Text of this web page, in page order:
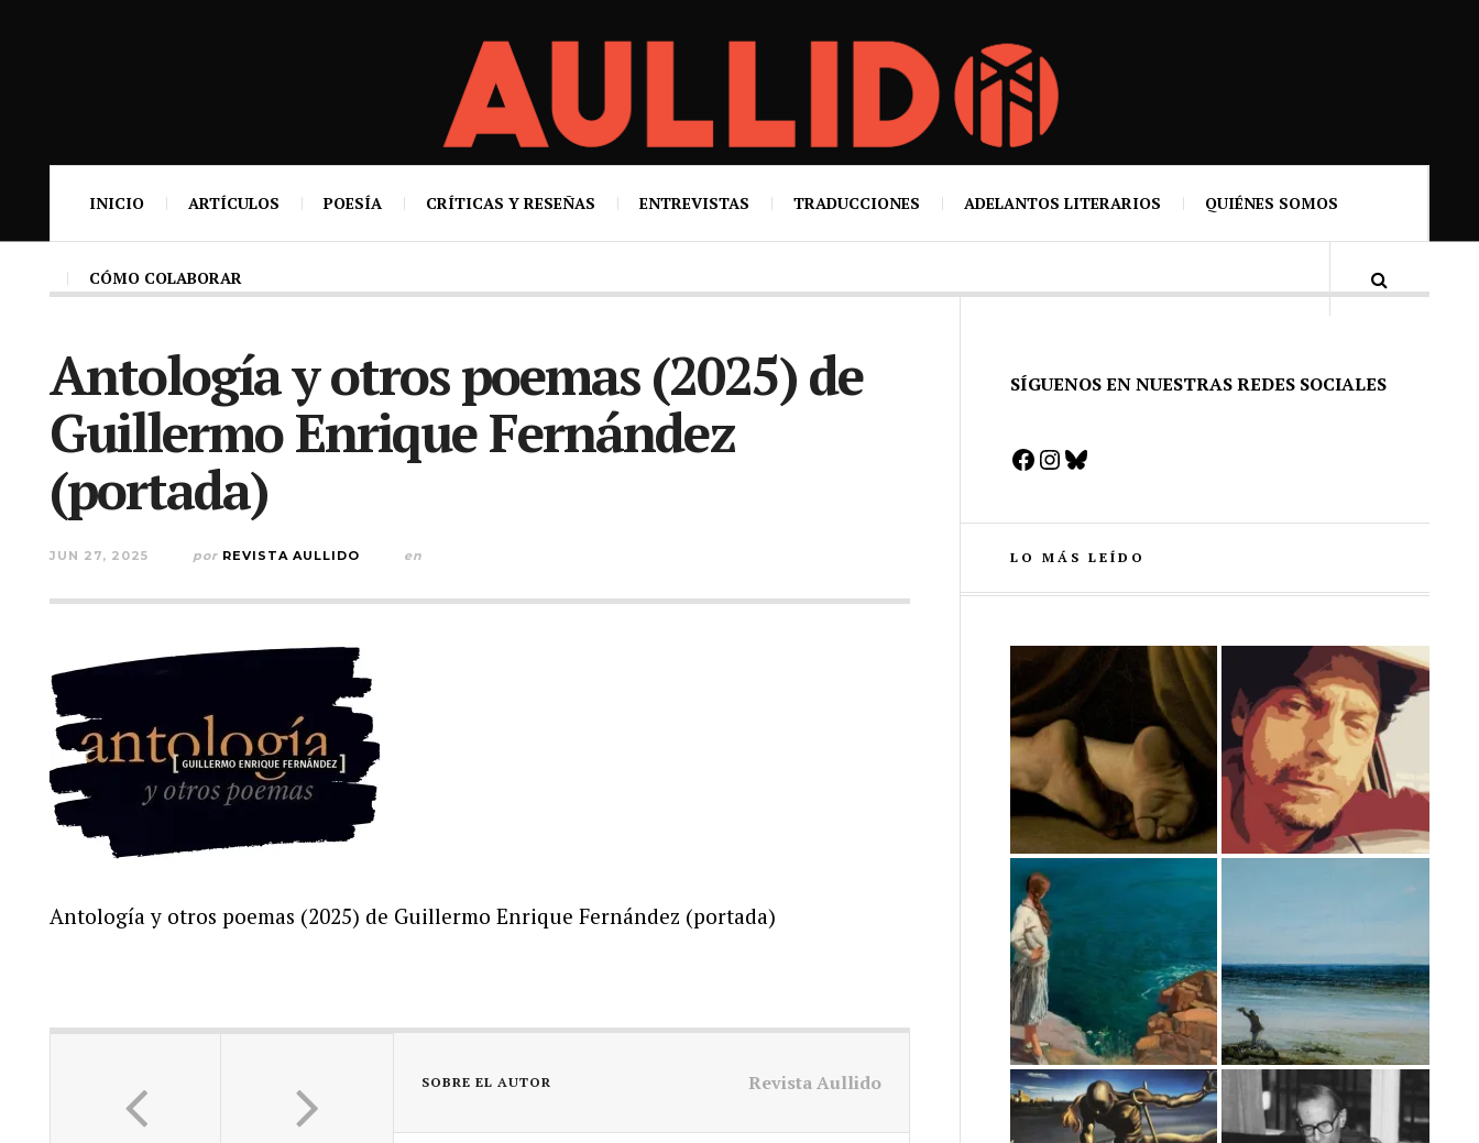
INICIO ARTÍCULOS POESÍA CRÍTICAS Y RESEÑAS ENTREVISTAS TRADUCCIONES ADELANTOS LITERARIOS QUIÉNES SOMOS
CÓMO COLABORAR
Antología y otros poemas (2025) de
Guillermo Enrique Fernández
(portada)
JUN 27, 2025 por REVISTA AULLIDO en
Antología y otros poemas (2025) de Guillermo Enrique Fernández (portada)
SOBRE EL AUTOR Revista Aullido
SÍGUENOS EN NUESTRAS REDES SOCIALES
Facebook
Instagram
Bluesky
LO MÁS LEÍDO